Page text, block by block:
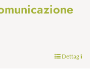
Dettagli